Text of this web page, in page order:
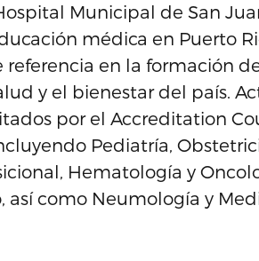
Municipal de San
médica en Puerto
en la formación
y el bienestar del país.
por el Accreditation
Pediatría,
Hematología y
así como Neumología y